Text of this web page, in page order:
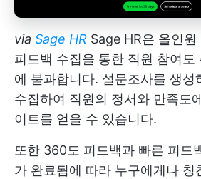
via Sage HR Sage HR은 올인
피드백 수집을 통한 직원 참여도
에 불과합니다. 설문조사를 생성
수집하여 직원의 정서와 만족도
이트를 얻을 수 있습니다.
또한 360도 피드백과 빠른 피드
가 완료됨에 따라 누구에게나 칭